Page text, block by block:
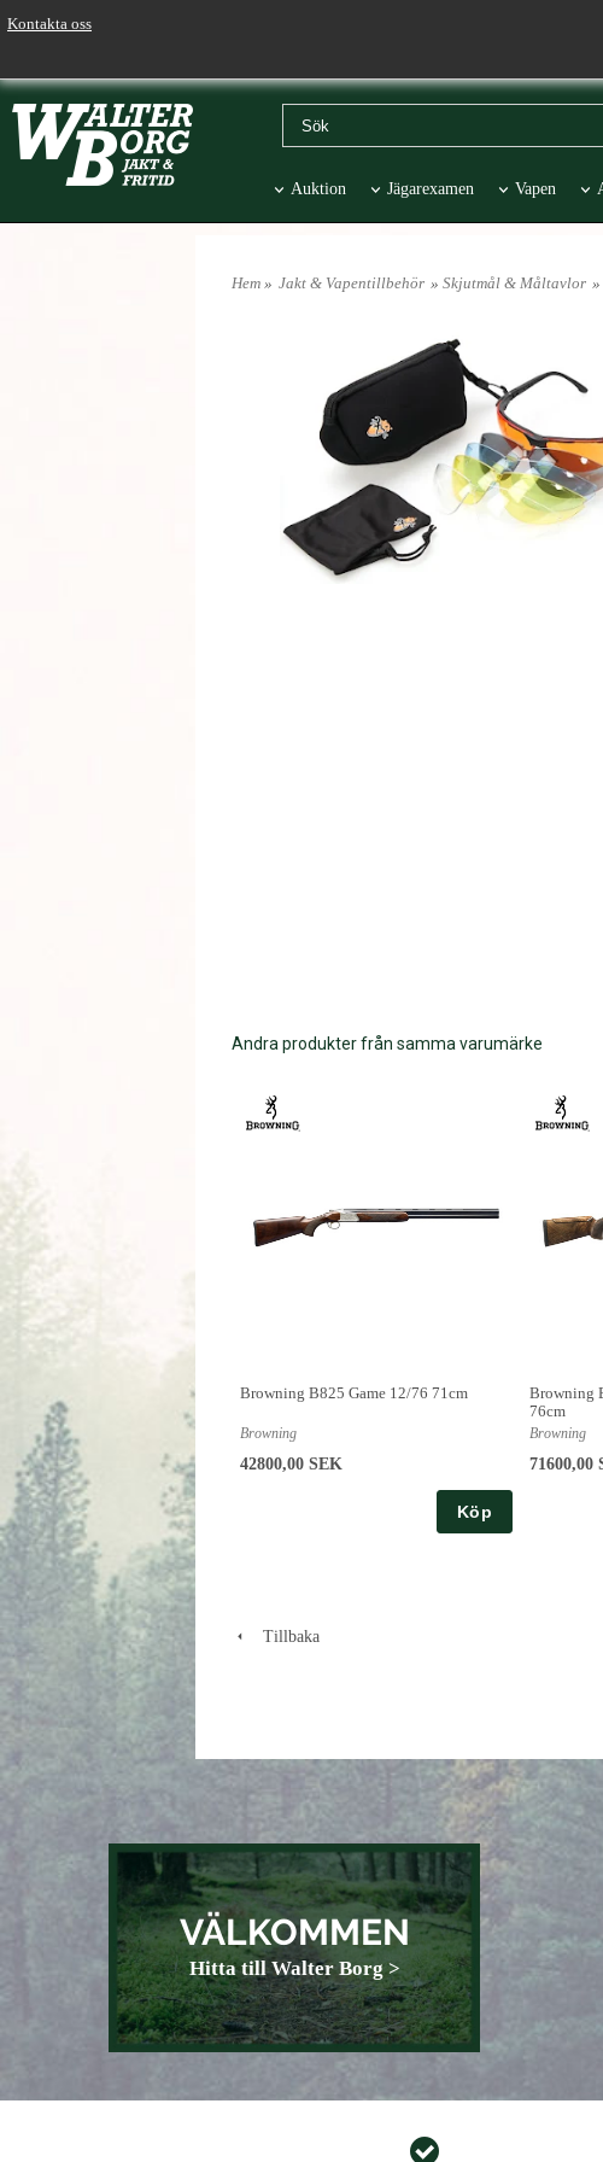
Kontakta oss
Auktion Jägarexamen Vapen
Hem » Jakt & Vapentillbehör » Skjutmål & Måltavlor »
Andra produkter från samma varumärke
Browning B825 Game 12/76 71cm
Browning
42800,00 SEK
Köp
Browning
76cm
Browning
71600,00
Tillbaka
VÄLKOMMEN
Hitta till Walter Borg >